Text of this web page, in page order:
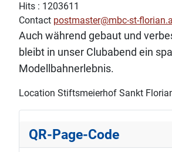
Hits : 1203611
Contact postmaster@mbc-st-
Auch während gebaut und
bleibt in unser Clubabend ein
Modellbahnerlebnis.
Location Stiftsmeierhof Sankt
QR-Page-Code